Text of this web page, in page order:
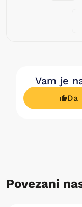
Vam je
Da
Povezani